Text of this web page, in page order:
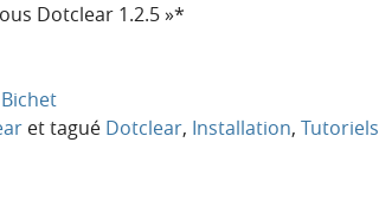
Dotclear 1.2.5 »*
et tagué Dotclear, Installation, Tutoriels